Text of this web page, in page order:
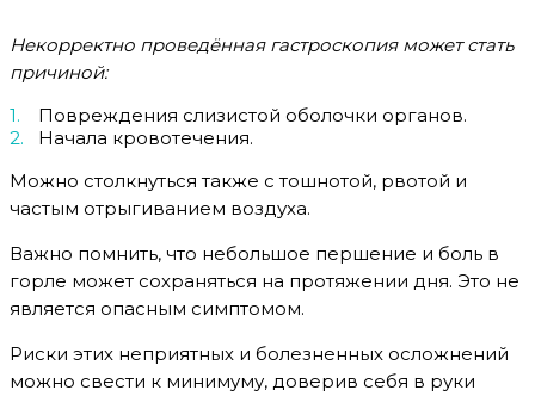
Некорректно проведённая гастроскопия может стать
причиной:
Повреждения слизистой оболочки органов.
Начала кровотечения.
Можно столкнуться также с тошнотой, рвотой и
частым отрыгиванием воздуха.
Важно помнить, что небольшое першение и боль в
горле может сохраняться на протяжении дня. Это не
является опасным симптомом.
Риски этих неприятных и болезненных осложнений
можно свести к минимуму, доверив себя в руки